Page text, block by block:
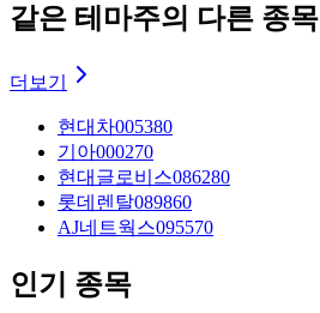
같은 테마주의 다른 종목
더보기
현대차005380
기아000270
현대글로비스086280
롯데렌탈089860
AJ네트웍스095570
인기 종목